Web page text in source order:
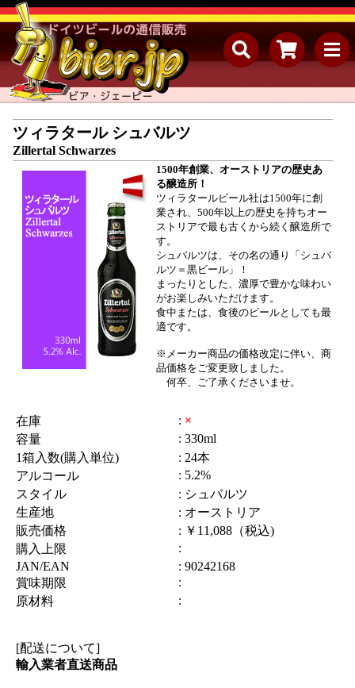
ツィラタール シュバルツ
Zillertal Schwarzes
1500年創業、オーストリアの歴史あ
る醸造所！
ツィラタールビール社は1500年に創
業され、500年以上の歴史を持ちオー
ストリアで最も古くから続く醸造所で
す。
シュバルツは、その名の通り「シュバ
ルツ＝黒ビール」！
まったりとした、濃厚で豊かな味わい
がお楽しみいただけます。
食中または、食後のビールとしても最
適です。
※メーカー商品の価格改定に伴い、商
品価格をご変更致しました。
何卒、ご了承くださいませ。
在庫 : ×
容量
: 330ml
1箱入数(購入単位)
: 24本
アルコール
: 5.2%
スタイル
: シュバルツ
生産地
: オーストリア
販売価格
: ￥11,088（税込)
購入上限
:
JAN/EAN
: 90242168
賞味期限
:
原材料
:
[配送について]
輸入業者直送商品